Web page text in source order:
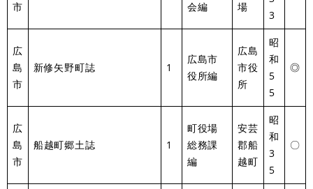
市
会編
場
3
広
島
市
新修矢野町誌 1
広島市
役所編
広島
市役
所
昭
和
5
5
◎
広
島
市
船越町郷土誌 1
町役場
総務課
編
安芸
郡船
越町
昭
和
3
5
〇